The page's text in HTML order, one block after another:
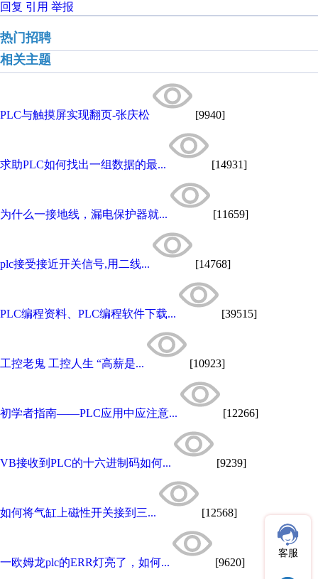
回复 引用 举报
热门招聘
相关主题
PLC与触摸屏实现翻页-张庆松 [9940]
求助PLC如何找出一组数据的最... [14931]
为什么一接地线，漏电保护器就... [11659]
plc接受接近开关信号,用二线... [14768]
PLC编程资料、PLC编程软件下载... [39515]
工控老鬼 工控人生 “高薪是... [10923]
初学者指南——PLC应用中应注意... [12266]
VB接收到PLC的十六进制码如何... [9239]
如何将气缸上磁性开关接到三... [12568]
一欧姆龙plc的ERR灯亮了，如何... [9620]
客服